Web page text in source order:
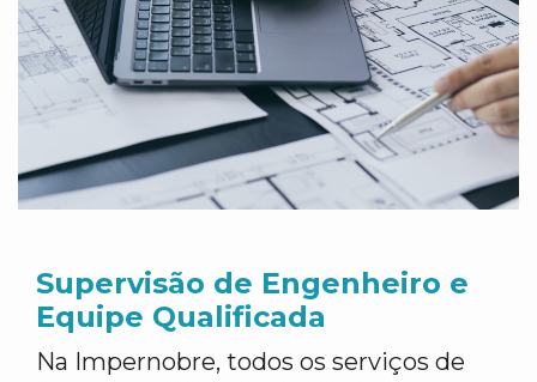
Supervisão de Engenheiro e
Equipe Qualificada
Na Impernobre, todos os serviços de